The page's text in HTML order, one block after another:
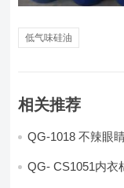
低气味硅油
相关推荐
QG-1018 不辣眼
QG- CS1051内衣